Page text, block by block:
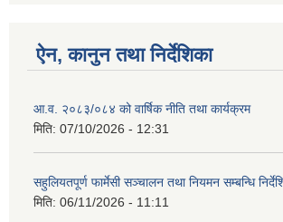
ऐन, कानुन तथा निर्देशिका
आ.व. २०८३/०८४ को वार्षिक नीति तथा कार्यक्रम
मिति: 07/10/2026 - 12:31
सहुलियतपूर्ण फार्मेसी सञ्चालन तथा नियमन सम्बन्धि
मिति: 06/11/2026 - 11:11